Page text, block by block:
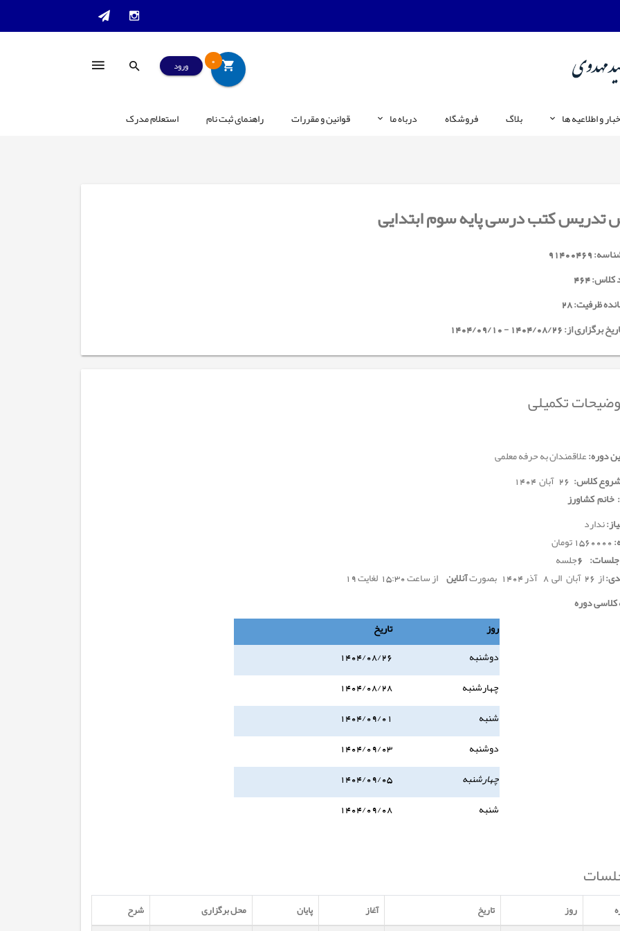
0 ورود
و اطلاعیه ها بلاگ فروشگاه درباه ما قوانین و مقررات راهنمای ثبت نام استعلام مدرک
تدریس کتب درسی پایه سوم ابتدایی
91400469
کلاس:464
ظرفیت: 28
برگزاری از: 1404/08/26 - 1404/09/10
تکمیلی
دوره:علاقمندان به حرفه معلمی
شروع کلاس:
خانم کشاورز
ندارد
6
جلسه
از 26 آبان الی 8 آذر 1404 بصورت آنلاین از ساعت 15:30 لغایت 19
کلاسی دوره
روز
تاریخ
دوشنبه
1404/08/26
چهارشنبه
1404/08/28
شنبه
1404/09/01
دوشنبه
1404/09/03
چهارشنبه
1404/09/05
شنبه
1404/09/08
روز تاریخ آغاز پایان محل برگزاری
شرح